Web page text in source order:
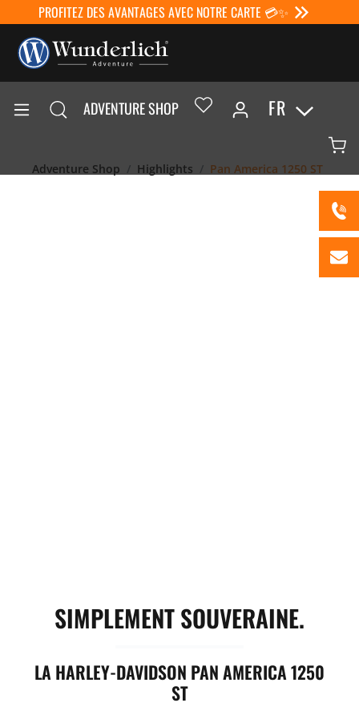
PROFITEZ DES AVANTAGES AVEC NOTRE CARTE 💳✨
ADVENTURE SHOP FR
Adventure Shop Highlights Pan America 1250 ST
SIMPLEMENT SOUVERAINE.
LA HARLEY-DAVIDSON PAN AMERICA 1250
ST